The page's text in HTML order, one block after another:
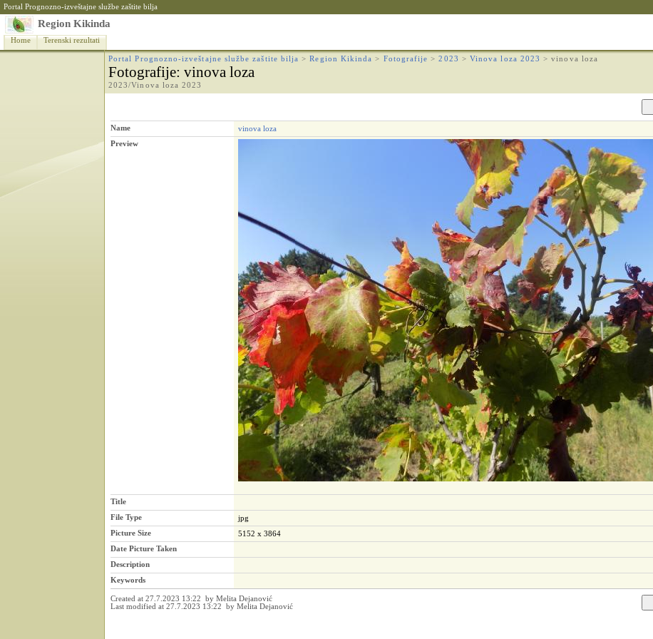
Portal Prognozno-izveštajne službe zaštite bilja
Region Kikinda
Home Terenski rezultati
Portal Prognozno-izveštajne službe zaštite bilja >Region Kikinda > Fotografije >2023 > Vinova loza 2023 >vinova loza
Fotografije: vinova loza
2023/Vinova loza 2023
Name
vinova loza
Preview
Title
File Type
jpg
Picture Size
5152 x 3864
Date Picture Taken
Description
Keywords
Created at 27.7.2023 13:22 by Melita Dejanović
Last modified at 27.7.2023 13:22 by Melita Dejanović